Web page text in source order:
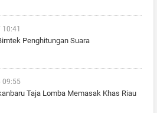
Penghitungan Suara
Taja Lomba Memasak Khas Riau